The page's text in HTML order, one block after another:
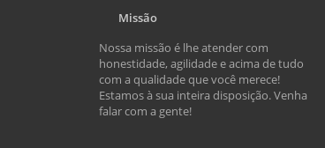
Missão
Nossa missão é lhe atender com
honestidade, agilidade e acima de tudo
com a qualidade que você merece!
Estamos à sua inteira disposição. Venha
falar com a gente!